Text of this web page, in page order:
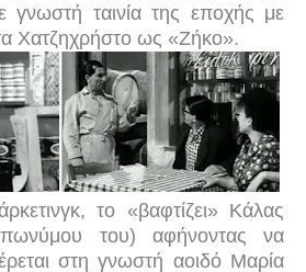
γνωστή ταινία της εποχής με
Χατζηχρήστο ως «Ζήκο».
το «βαφτίζει» Κάλας
του) αφήνοντας να
στη γνωστή αοιδό Μαρία